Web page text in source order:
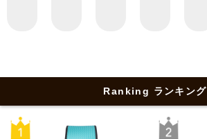
Ranking ランキング